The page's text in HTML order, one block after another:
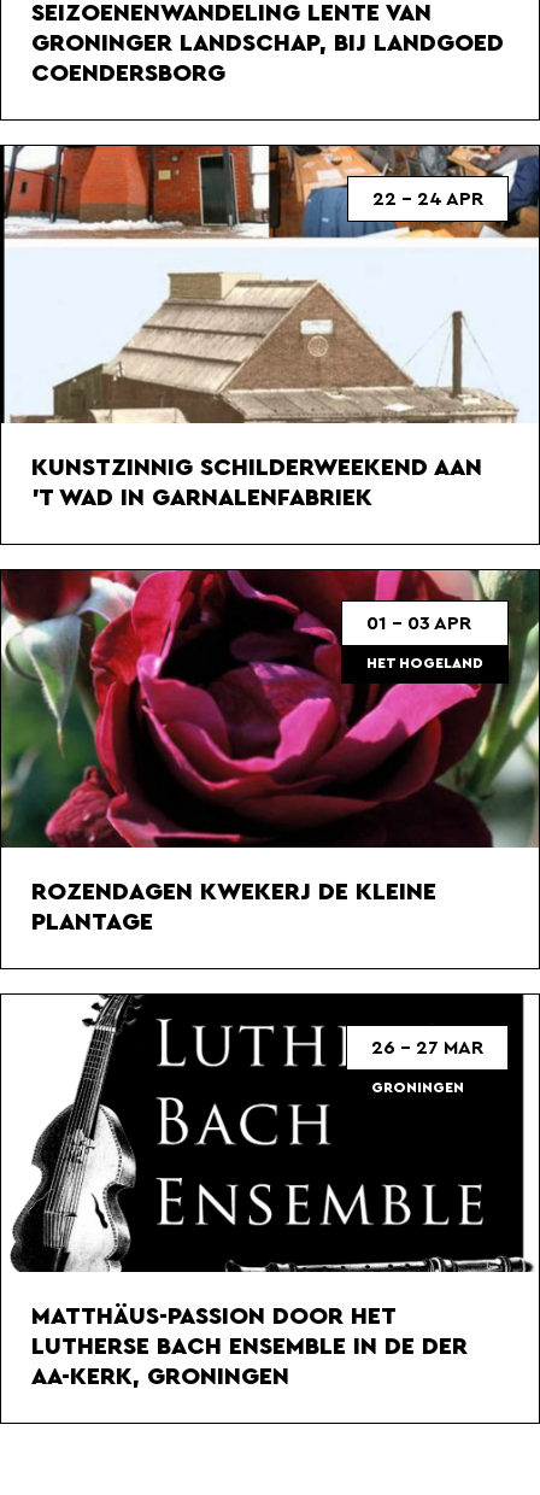
SEIZOENENWANDELING LENTE VAN
GRONINGER LANDSCHAP, BIJ LANDGOED
COENDERSBORG
22 - 24 APR
KUNSTZINNIG SCHILDERWEEKEND AAN
'T WAD IN GARNALENFABRIEK
01 - 03 APR
HET HOGELAND
ROZENDAGEN KWEKERJ DE KLEINE
PLANTAGE
26 - 27 MAR
GRONINGEN
MATTHÄUS-PASSION DOOR HET
LUTHERSE BACH ENSEMBLE IN DE DER
AA-KERK, GRONINGEN